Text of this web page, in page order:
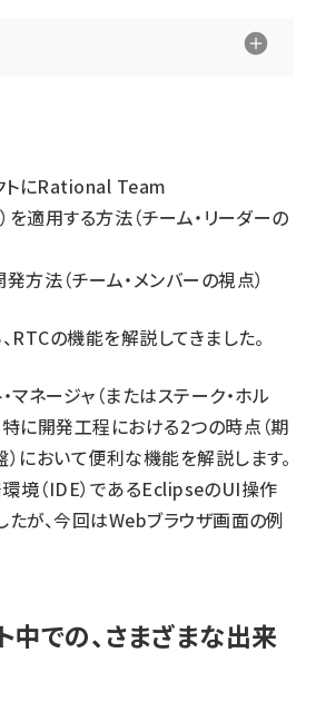
トにRational Team
を適用する方法（チーム・リーダーの
方法（チーム・メンバーの視点）
RTCの機能を解説してきました。
マネージャ（またはステーク・ホル
特に開発工程における2つの時点（期
において便利な機能を解説します。
境（IDE）であるEclipseのUI操作
たが、今回はWebブラウザ画面の例
中での、さまざまな出来